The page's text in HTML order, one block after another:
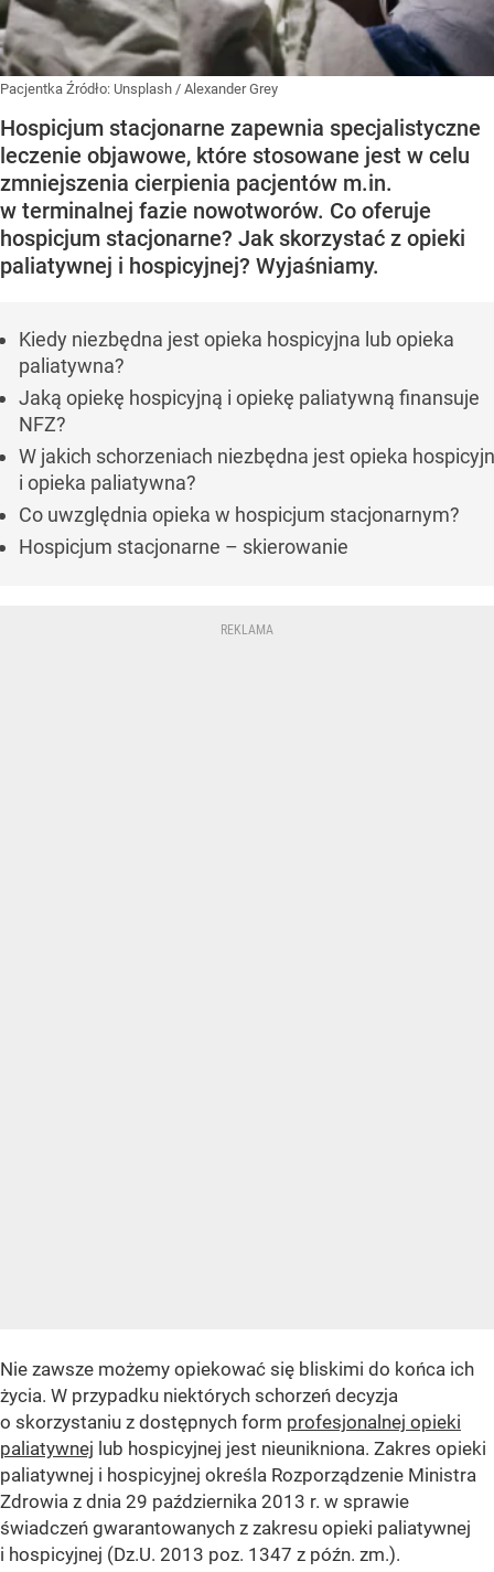
Pacjentka Źródło: Unsplash / Alexander Grey
Hospicjum stacjonarne zapewnia specjalistyczne
leczenie objawowe, które stosowane jest w celu
zmniejszenia cierpienia pacjentów m.in.
w terminalnej fazie nowotworów. Co oferuje
hospicjum stacjonarne? Jak skorzystać z opieki
paliatywnej i hospicyjnej? Wyjaśniamy.
Kiedy niezbędna jest opieka hospicyjna lub opieka
paliatywna?
Jaką opiekę hospicyjną i opiekę paliatywną finansuje
NFZ?
W jakich schorzeniach niezbędna jest opieka
i opieka paliatywna?
Co uwzględnia opieka w hospicjum stacjonarnym?
Hospicjum stacjonarne – skierowanie
Nie zawsze możemy opiekować się bliskimi do końca ich
życia. W przypadku niektórych schorzeń decyzja
o skorzystaniu z dostępnych form profesjonalnej opieki
paliatywnej lub hospicyjnej jest nieunikniona. Zakres opieki
paliatywnej i hospicyjnej określa Rozporządzenie Ministra
Zdrowia z dnia 29 października 2013 r. w sprawie
świadczeń gwarantowanych z zakresu opieki paliatywnej
i hospicyjnej (Dz.U. 2013 poz. 1347 z późn. zm.).